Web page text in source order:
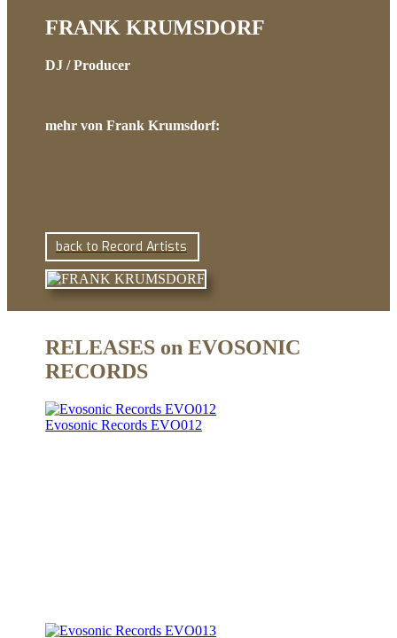
FRANK KRUMSDORF
DJ / Producer
mehr von Frank Krumsdorf:
back to Record Artists
RELEASES on EVOSONIC
RECORDS
Evosonic Records EVO012